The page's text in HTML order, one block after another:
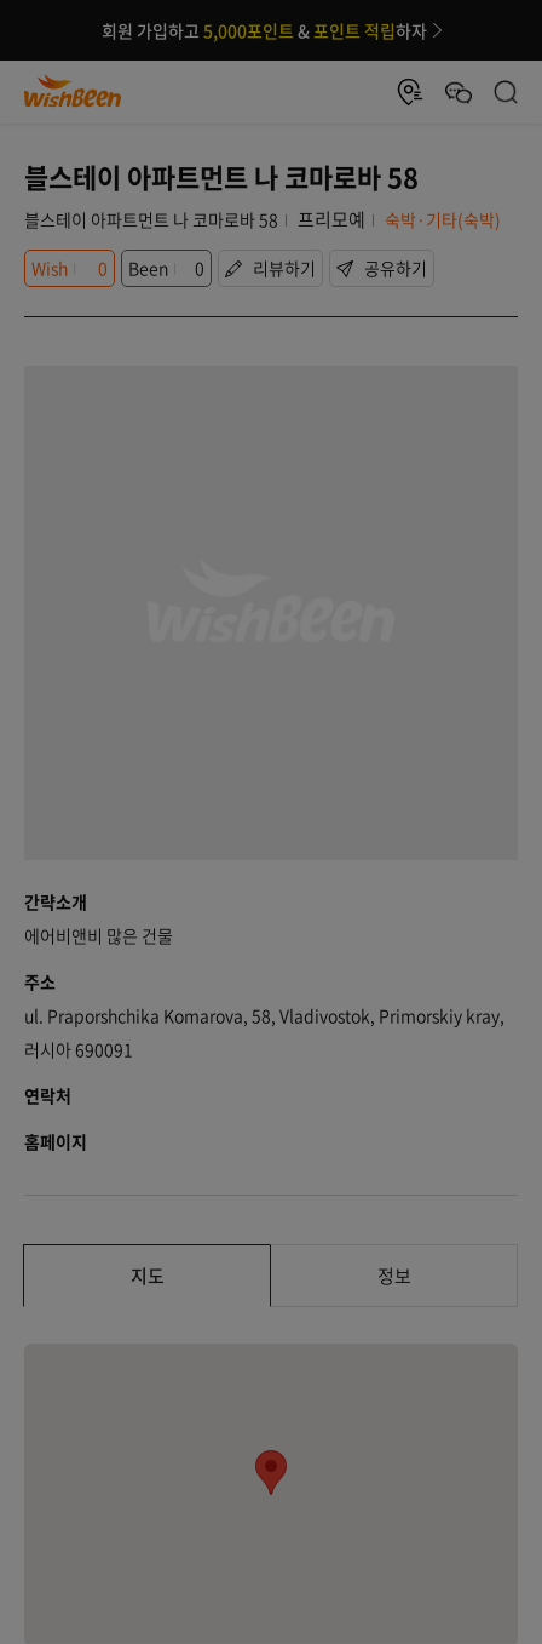
회원 가입하고 5,000포인트 &포인트 적립하자
블스테이 아파트먼트 나 코마로바 58
블스테이 아파트먼트 나 코마로바 58 프리모예
숙박·기타(숙박)
Wish
0 Been 0 리뷰하기 공유하기
간략소개
에어비앤비 많은 건물
주소
ul. Praporshchika Komarova, 58, Vladivostok, Primorskiy kray,
러시아 690091
연락처
홈페이지
지도 정보